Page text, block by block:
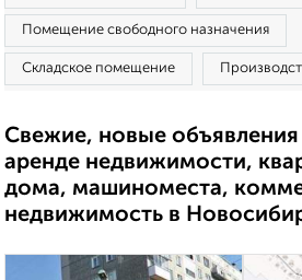
Помещение свободного назначения
Складское помещение
Свежие, новые
аренде недвижимости,
дома, машиноместа,
недвижимость в